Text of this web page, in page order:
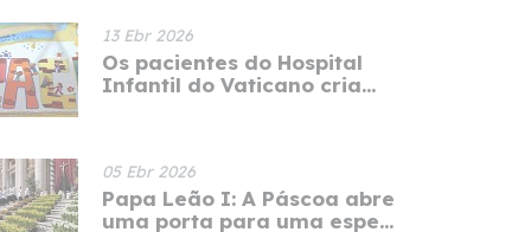
13 Ebr 2026
Os pacientes do Hospital
Infantil do Vaticano cria...
05 Ebr 2026
Papa Leão I: A Páscoa abre
uma porta para uma espe...